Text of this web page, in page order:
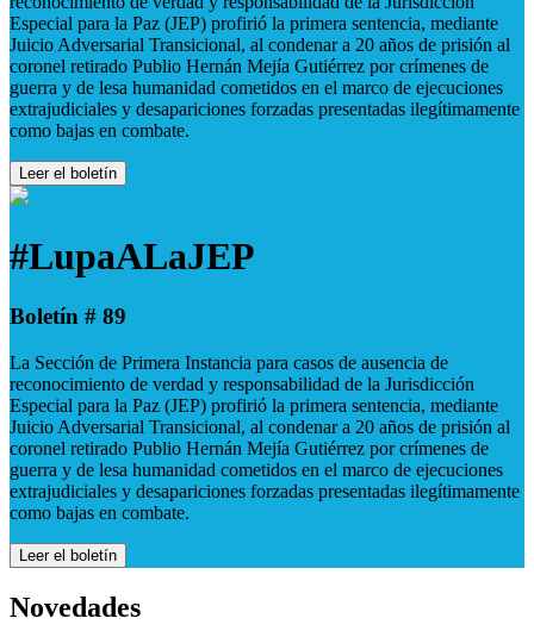
Especial para la Paz (JEP) profirió la primera sentencia, mediante
Juicio Adversarial Transicional, al condenar a 20 años de prisión al
coronel retirado Publio Hernán Mejía Gutiérrez por crímenes de
guerra y de lesa humanidad cometidos en el marco de ejecuciones
extrajudiciales y desapariciones forzadas presentadas ilegítimamente
como bajas en combate.
Leer el boletín
#LupaALaJEP
Boletín # 89
La Sección de Primera Instancia para casos de ausencia de
reconocimiento de verdad y responsabilidad de la Jurisdicción
Especial para la Paz (JEP) profirió la primera sentencia, mediante
Juicio Adversarial Transicional, al condenar a 20 años de prisión al
coronel retirado Publio Hernán Mejía Gutiérrez por crímenes de
guerra y de lesa humanidad cometidos en el marco de ejecuciones
extrajudiciales y desapariciones forzadas presentadas ilegítimamente
como bajas en combate.
Leer el boletín
Novedades